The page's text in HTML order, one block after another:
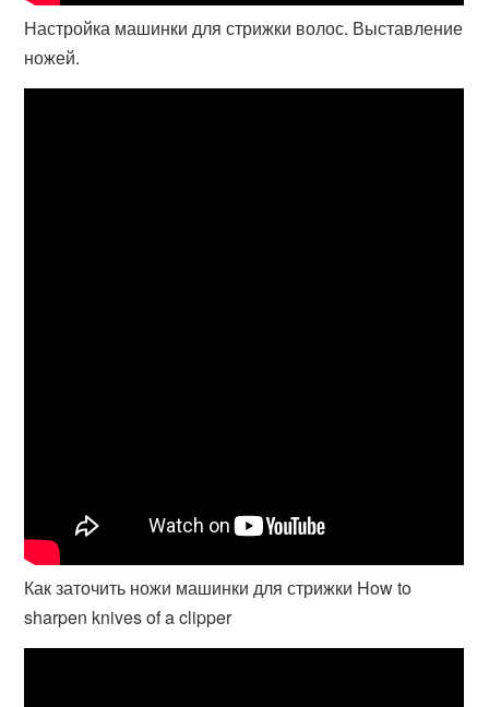
Настройка машинки для стрижки волос. Выставление
ножей.
Как заточить ножи машинки для стрижки How to
sharpen knives of a clipper